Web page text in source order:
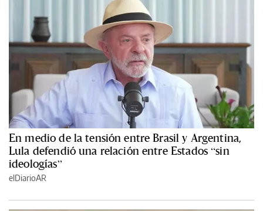
En medio de la tensión entre Brasil y Argentina,
Lula defendió una relación entre Estados “sin
ideologías”
elDiarioAR